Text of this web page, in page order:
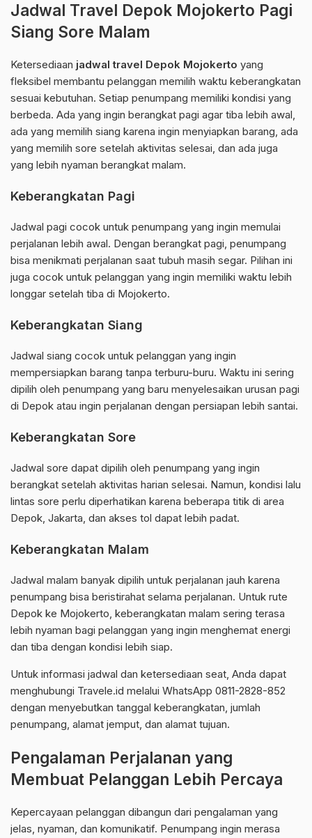
Jadwal Travel Depok Mojokerto Pagi
Siang Sore Malam
Ketersediaan jadwal travel Depok Mojokerto yang
fleksibel membantu pelanggan memilih waktu keberangkatan
sesuai kebutuhan. Setiap penumpang memiliki kondisi yang
berbeda. Ada yang ingin berangkat pagi agar tiba lebih awal,
ada yang memilih siang karena ingin menyiapkan barang, ada
yang memilih sore setelah aktivitas selesai, dan ada juga
yang lebih nyaman berangkat malam.
Keberangkatan Pagi
Jadwal pagi cocok untuk penumpang yang ingin memulai
perjalanan lebih awal. Dengan berangkat pagi, penumpang
bisa menikmati perjalanan saat tubuh masih segar. Pilihan ini
juga cocok untuk pelanggan yang ingin memiliki waktu lebih
longgar setelah tiba di Mojokerto.
Keberangkatan Siang
Jadwal siang cocok untuk pelanggan yang ingin
mempersiapkan barang tanpa terburu-buru. Waktu ini sering
dipilih oleh penumpang yang baru menyelesaikan urusan pagi
di Depok atau ingin perjalanan dengan persiapan lebih santai.
Keberangkatan Sore
Jadwal sore dapat dipilih oleh penumpang yang ingin
berangkat setelah aktivitas harian selesai. Namun, kondisi lalu
lintas sore perlu diperhatikan karena beberapa titik di area
Depok, Jakarta, dan akses tol dapat lebih padat.
Keberangkatan Malam
Jadwal malam banyak dipilih untuk perjalanan jauh karena
penumpang bisa beristirahat selama perjalanan. Untuk rute
Depok ke Mojokerto, keberangkatan malam sering terasa
lebih nyaman bagi pelanggan yang ingin menghemat energi
dan tiba dengan kondisi lebih siap.
Untuk informasi jadwal dan ketersediaan seat, Anda dapat
menghubungi Travele.id melalui WhatsApp 0811-2828-852
dengan menyebutkan tanggal keberangkatan, jumlah
penumpang, alamat jemput, dan alamat tujuan.
Pengalaman Perjalanan yang
Membuat Pelanggan Lebih Percaya
Kepercayaan pelanggan dibangun dari pengalaman yang
jelas, nyaman, dan komunikatif. Penumpang ingin merasa